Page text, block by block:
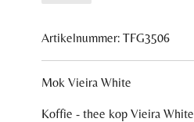
Artikelnummer: TFG3506
Mok Vieira White
Koffie - thee kop Vieira White